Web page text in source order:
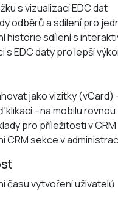
s vizualizací EDC dat
odběrů a sdílení pro
historie sdílení s
s EDC daty pro lepší
jako vizitky
- na mobilu
pro příležitosti v CRM
CRM sekce v
času vytvoření uživatelů